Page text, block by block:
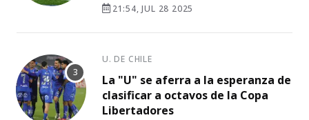
21:54, JUL 28 2025
U. DE CHILE
La "U" se aferra a la esperanza de
clasificar a octavos de la Copa
Libertadores